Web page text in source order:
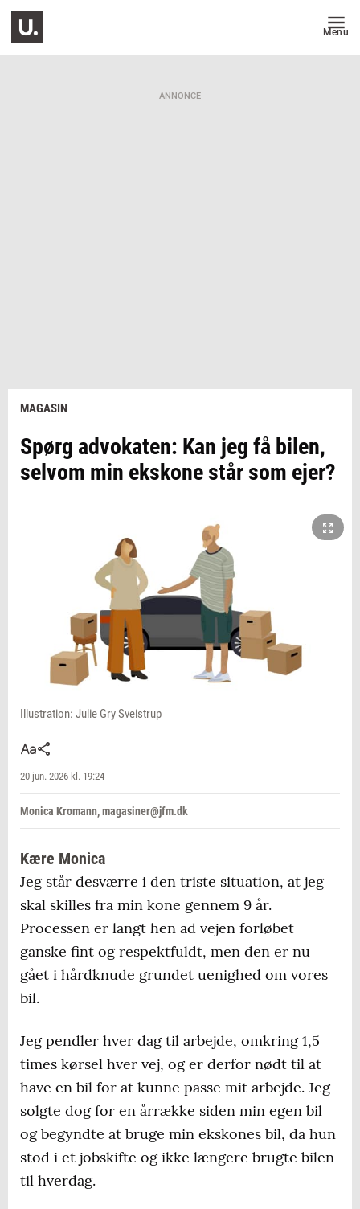
Menu
ANNONCE
MAGASIN
Spørg advokaten: Kan jeg få bilen,
selvom min ekskone står som ejer?
Illustration: Julie Gry Sveistrup
20 jun. 2026 kl. 19:24
Monica Kromann, magasiner@jfm.dk
Kære Monica
Jeg står desværre i den triste situation, at jeg
skal skilles fra min kone gennem 9 år.
Processen er langt hen ad vejen forløbet
ganske fint og respektfuldt, men den er nu
gået i hårdknude grundet uenighed om vores
bil.
Jeg pendler hver dag til arbejde, omkring 1,5
times kørsel hver vej, og er derfor nødt til at
have en bil for at kunne passe mit arbejde. Jeg
solgte dog for en årrække siden min egen bil
og begyndte at bruge min ekskones bil, da hun
stod i et jobskifte og ikke længere brugte bilen
til hverdag.